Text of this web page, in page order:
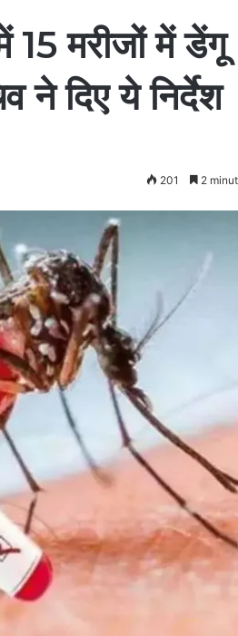
मरीजों में डेंगू
ने दिए ये निर्देश
201 2